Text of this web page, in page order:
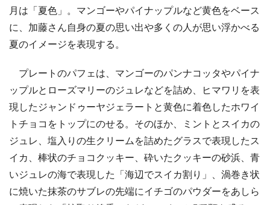
月は「夏色」。マンゴーやパイナップルなど黄色をベース
に、加藤さん自身の夏の思い出や多くの人が思い浮かべる
夏のイメージを表現する。
プレートのパフェは、マンゴーのパンナコッタやパイナ
ップルとローズマリーのジュレなどを詰め、ヒマワリを表
現したジャンドゥーヤジェラートと黄色に着色したホワイ
トチョコをトップにのせる。そのほか、ミントとスイカの
ジュレ、塩入りの生クリームを詰めたグラスで表現したス
イカ、棒状のチョコクッキー、砕いたクッキーの砂浜、青
いジュレの海で表現した「海辺でスイカ割り」、渦巻き状
に焼いた抹茶のサブレの先端にイチゴのパウダーをあしら